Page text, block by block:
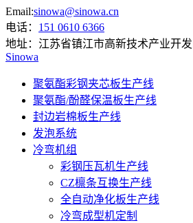
Email:sinowa@sinowa.cn
电话： 151 0610 6366
地址： 江苏省镇江市高新技术产业开
Sinowa
聚氨酯彩钢夹芯板生产线
聚氨酯/酚醛保温板生产线
封边岩棉板生产线
发泡系统
冷弯机组
彩钢压瓦机生产线
CZ檩条互换生产线
全自动净化板生产线
冷弯成型机定制